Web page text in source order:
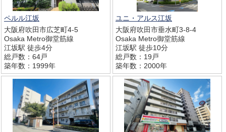
ペルル江坂
大阪府吹田市広芝町4-5
Osaka Metro御堂筋線
江坂駅 徒歩4分
総戸数：64戸
築年数：1999年
ユニ・アルス江坂
大阪府吹田市垂水町3-8-4
Osaka Metro御堂筋線
江坂駅 徒歩10分
総戸数：19戸
築年数：2000年